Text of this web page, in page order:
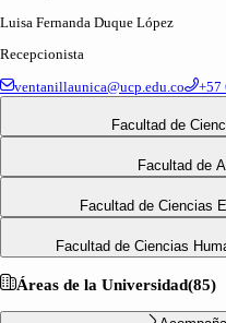
Luisa Fernanda Duque López
Recepcionista
ventanillaunica@ucp.edu.co
+57
Facultad de
Facultad de
Facultad de Ciencias
Facultad de Ciencias
Áreas de la Universidad(85)